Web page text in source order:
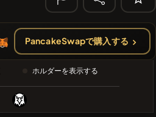
索
❌最近のコ
インはあり
ません
PancakeSwapで購入する
ホルダーを表示する